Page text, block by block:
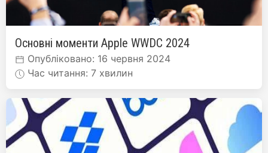
Основні моменти Apple WWDC 2024
Опубліковано: 16 червня 2024
Час читання: 7 хвилин